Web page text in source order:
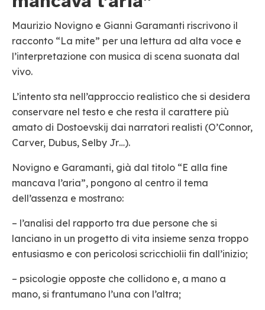
Maurizio Novigno e Gianni Garamanti riscrivono il
racconto “La mite” per una lettura ad alta voce e
l’interpretazione con musica di scena suonata dal
vivo.
L’intento sta nell’approccio realistico che si desidera
conservare nel testo e che resta il carattere più
amato di Dostoevskij dai narratori realisti (O’Connor,
Carver, Dubus, Selby Jr…).
Novigno e Garamanti, già dal titolo “E alla fine
mancava l’aria”, pongono al centro il tema
dell’assenza e mostrano:
– l’analisi del rapporto tra due persone che si
lanciano in un progetto di vita insieme senza troppo
entusiasmo e con pericolosi scricchiolii fin dall’inizio;
– psicologie opposte che collidono e, a mano a
mano, si frantumano l’una con l’altra;